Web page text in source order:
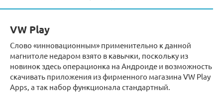
VW Play
Слово «инновационным» применительно к данной
магнитоле недаром взято в кавычки, поскольку из
новинок здесь операционка на Андроиде и возможность
скачивать приложения из фирменного магазина VW Play
Apps, а так набор функционала стандартный.